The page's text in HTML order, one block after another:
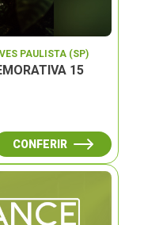
PAULISTA (SP)
15
CONFERIR